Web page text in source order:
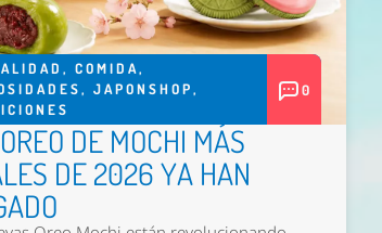
,COMIDA,
,JAPONSHOP,
0
DE MOCHI MÁS
DE 2026 YA HAN